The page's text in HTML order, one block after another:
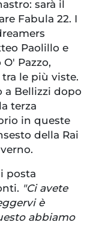
sarà il
Fabula 22. I
Paolillo e
Pazzo,
le più viste.
a Bellizzi dopo
terza
in queste
della Rai
posta
"Ci avete
è
abbiamo